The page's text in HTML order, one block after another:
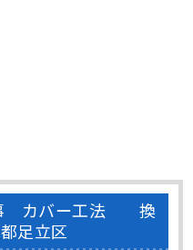
カバー工法 換
足立区